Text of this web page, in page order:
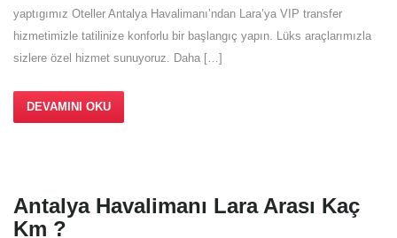
yaptıgımız Oteller Antalya Havalimanı’ndan Lara’ya VIP transfer
hizmetimizle tatilinize konforlu bir başlangıç yapın. Lüks araçlarımızla
sizlere özel hizmet sunuyoruz. Daha […]
DEVAMINI OKU
Antalya Havalimanı Lara Arası Kaç
Km ?